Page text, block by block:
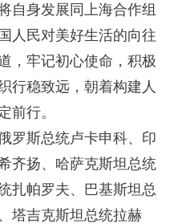
身发展同上海合作组
人民对美好生活的向往
，牢记初心使命，积极
行稳致远，朝着构建人
前行。
斯总统卢卡申科、印
齐扬、哈萨克斯坦总统
扎帕罗夫、巴基斯坦总
塔吉克斯坦总统拉赫